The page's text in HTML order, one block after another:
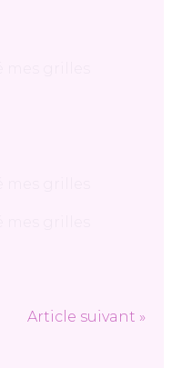
Article suivant »